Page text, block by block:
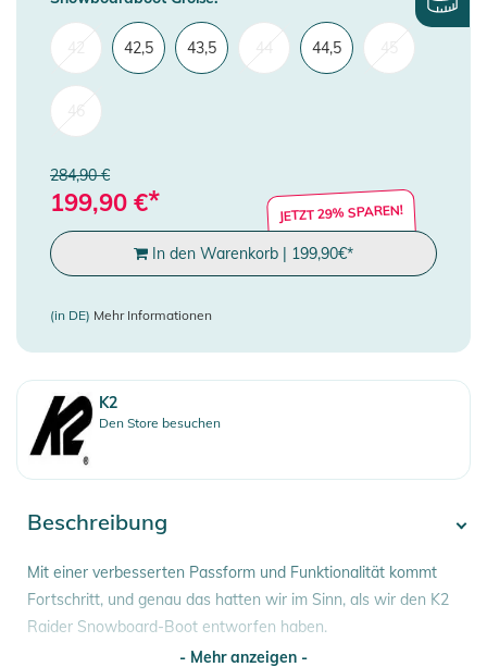
42,5 43,5 44,5
284,90 €
199,90 €* JETZT 29% SPAREN!
In den Warenkorb | 199,90€*
(in DE) Mehr Informationen
K2
Den Store besuchen
Beschreibung
Mit einer verbesserten Passform und Funktionalität kommt
Fortschritt, und genau das hatten wir im Sinn, als wir den K2
Raider Snowboard-Boot entworfen haben.
- Mehr anzeigen -